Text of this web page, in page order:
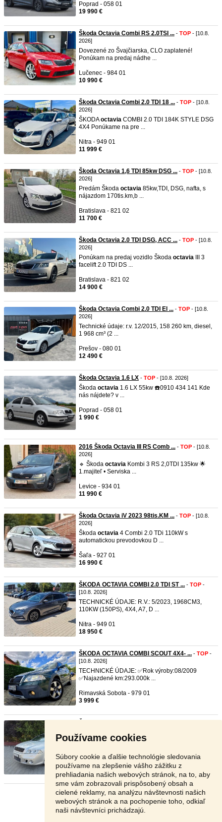
Používame cookies
Súbory cookie a ďalšie technológie sledovania
používame na zlepšenie vášho zážitku z
prehliadania našich webových stránok, na to, aby
sme vám zobrazovali prispôsobený obsah a
cielené reklamy, na analýzu návštevnosti našich
webových stránok a na pochopenie toho, odkiaľ
naši návštevníci prichádzajú.
Poprad - 058 01
19 990 €
Škoda Octavia Combi RS 2.0TSI ... - TOP - [10.8.
2026]
Dovezené zo Švajčiarska, CLO zaplatené!
Ponúkam na predaj nádhe ...
Lučenec - 984 01
10 990 €
Škoda Octavia Combi 2.0 TDI 18 ... - TOP - [10.8.
2026]
ŠKODAoctavia COMBI 2.0 TDI 184K STYLE DSG
4X4 Ponúkame na pre ...
Nitra - 949 01
11 999 €
Škoda Octavia 1,6 TDI 85kw DSG ... - TOP - [10.8.
2026]
Predám Škoda octavia 85kw,TDI, DSG, nafta, s
nájazdom 170tis.km,b ...
Bratislava - 821 02
11 700 €
Škoda Octavia 2.0 TDI DSG, ACC ... - TOP - [10.8.
2026]
Ponúkam na predaj vozidlo Škoda octavia III 3
facelift 2.0 TDI DS ...
Bratislava - 821 02
14 900 €
Škoda Octavia Combi 2.0 TDI El ... - TOP - [10.8.
2026]
Technické údaje: r.v. 12/2015, 158 260 km, diesel,
1 968 cm³ (2 ...
Prešov - 080 01
12 490 €
Škoda Octavia 1.6 LX - TOP - [10.8. 2026]
Škoda octavia 1.6 LX 55kw ☎️0910 434 141 Kde
nás nájdete? v ...
Poprad - 058 01
1 990 €
2016 Škoda Octavia III RS Comb ... - TOP - [10.8.
2026]
🔹 Škoda octavia Kombi 3 RS 2,0TDI 135kw 🌟
1.majiteľ • Serviska ...
Levice - 934 01
11 990 €
Škoda Octavia iV 2023 98tis.KM ... - TOP - [10.8.
2026]
Škoda octavia 4 Combi 2.0 TDi 110kW s
automatickou prevodovkou D ...
Šaľa - 927 01
16 990 €
ŠKODA OCTAVIA COMBI 2.0 TDI ST ... - TOP -
[10.8. 2026]
TECHNICKÉ ÚDAJE: R.V.: 5/2023, 1968CM3,
110KW (150PS), 4X4, A7, D ...
Nitra - 949 01
18 950 €
ŠKODA OCTAVIA COMBI SCOUT 4X4- ... - TOP -
[10.8. 2026]
TECHNICKÉ ÚDAJE: ✅️Rok výroby:08/2009
✅️Najazdené km:293.000k ...
Rimavská Sobota - 979 01
3 999 €
Dovoz Švajčiarsko ,CLO zaplatené v cene vozidla.
Rimavská Sobota - 980 21
3 990 €
Stránka: 1 2 3 Ďalšia